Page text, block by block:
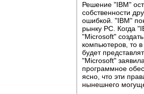
Решение "IBM"
собственности
ошибкой. "IBM"
рынку РС. Когда
"Microsoft"
компьютеров, то
будет
"Microsoft"
программное
ясно, что эти
нынешнего